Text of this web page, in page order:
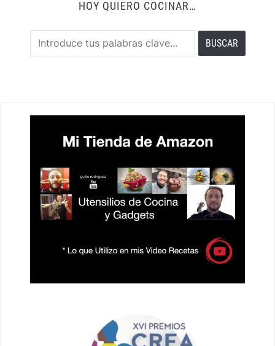
HOY QUIERO COCINAR…